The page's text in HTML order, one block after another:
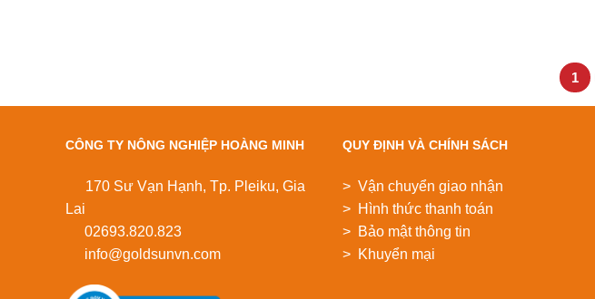
1
CÔNG TY NÔNG NGHIỆP HOÀNG MINH
170 Sư Vạn Hạnh, Tp. Pleiku, Gia
Lai
02693.820.823
info@goldsunvn.com
QUY ĐỊNH VÀ CHÍNH SÁCH
> Vận chuyển giao nhận
> Hình thức thanh toán
> Bảo mật thông tin
> Khuyển mại